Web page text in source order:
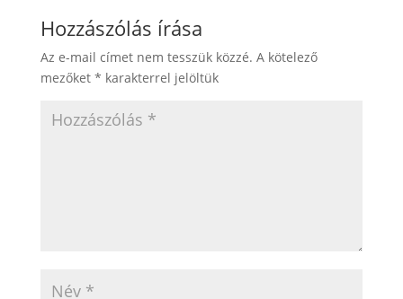
Hozzászólás írása
Az e-mail címet nem tesszük közzé. A kötelező
mezőket * karakterrel jelöltük